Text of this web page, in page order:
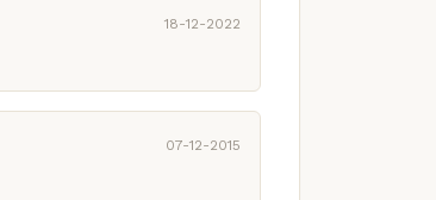
18-12-2022
07-12-2015